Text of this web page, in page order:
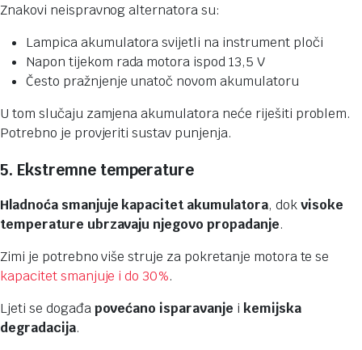
Znakovi neispravnog alternatora su:
Lampica akumulatora svijetli na instrument ploči
Napon tijekom rada motora ispod 13,5 V
Često pražnjenje unatoč novom akumulatoru
U tom slučaju zamjena akumulatora neće riješiti problem.
Potrebno je provjeriti sustav punjenja.
5. Ekstremne temperature
Hladnoća smanjuje kapacitet akumulatora, dokvisoke
temperature ubrzavaju njegovo propadanje.
Zimi je potrebno više struje za pokretanje motora te se
kapacitet smanjuje i do 30%.
Ljeti se događapovećano isparavanje i kemijska
degradacija.